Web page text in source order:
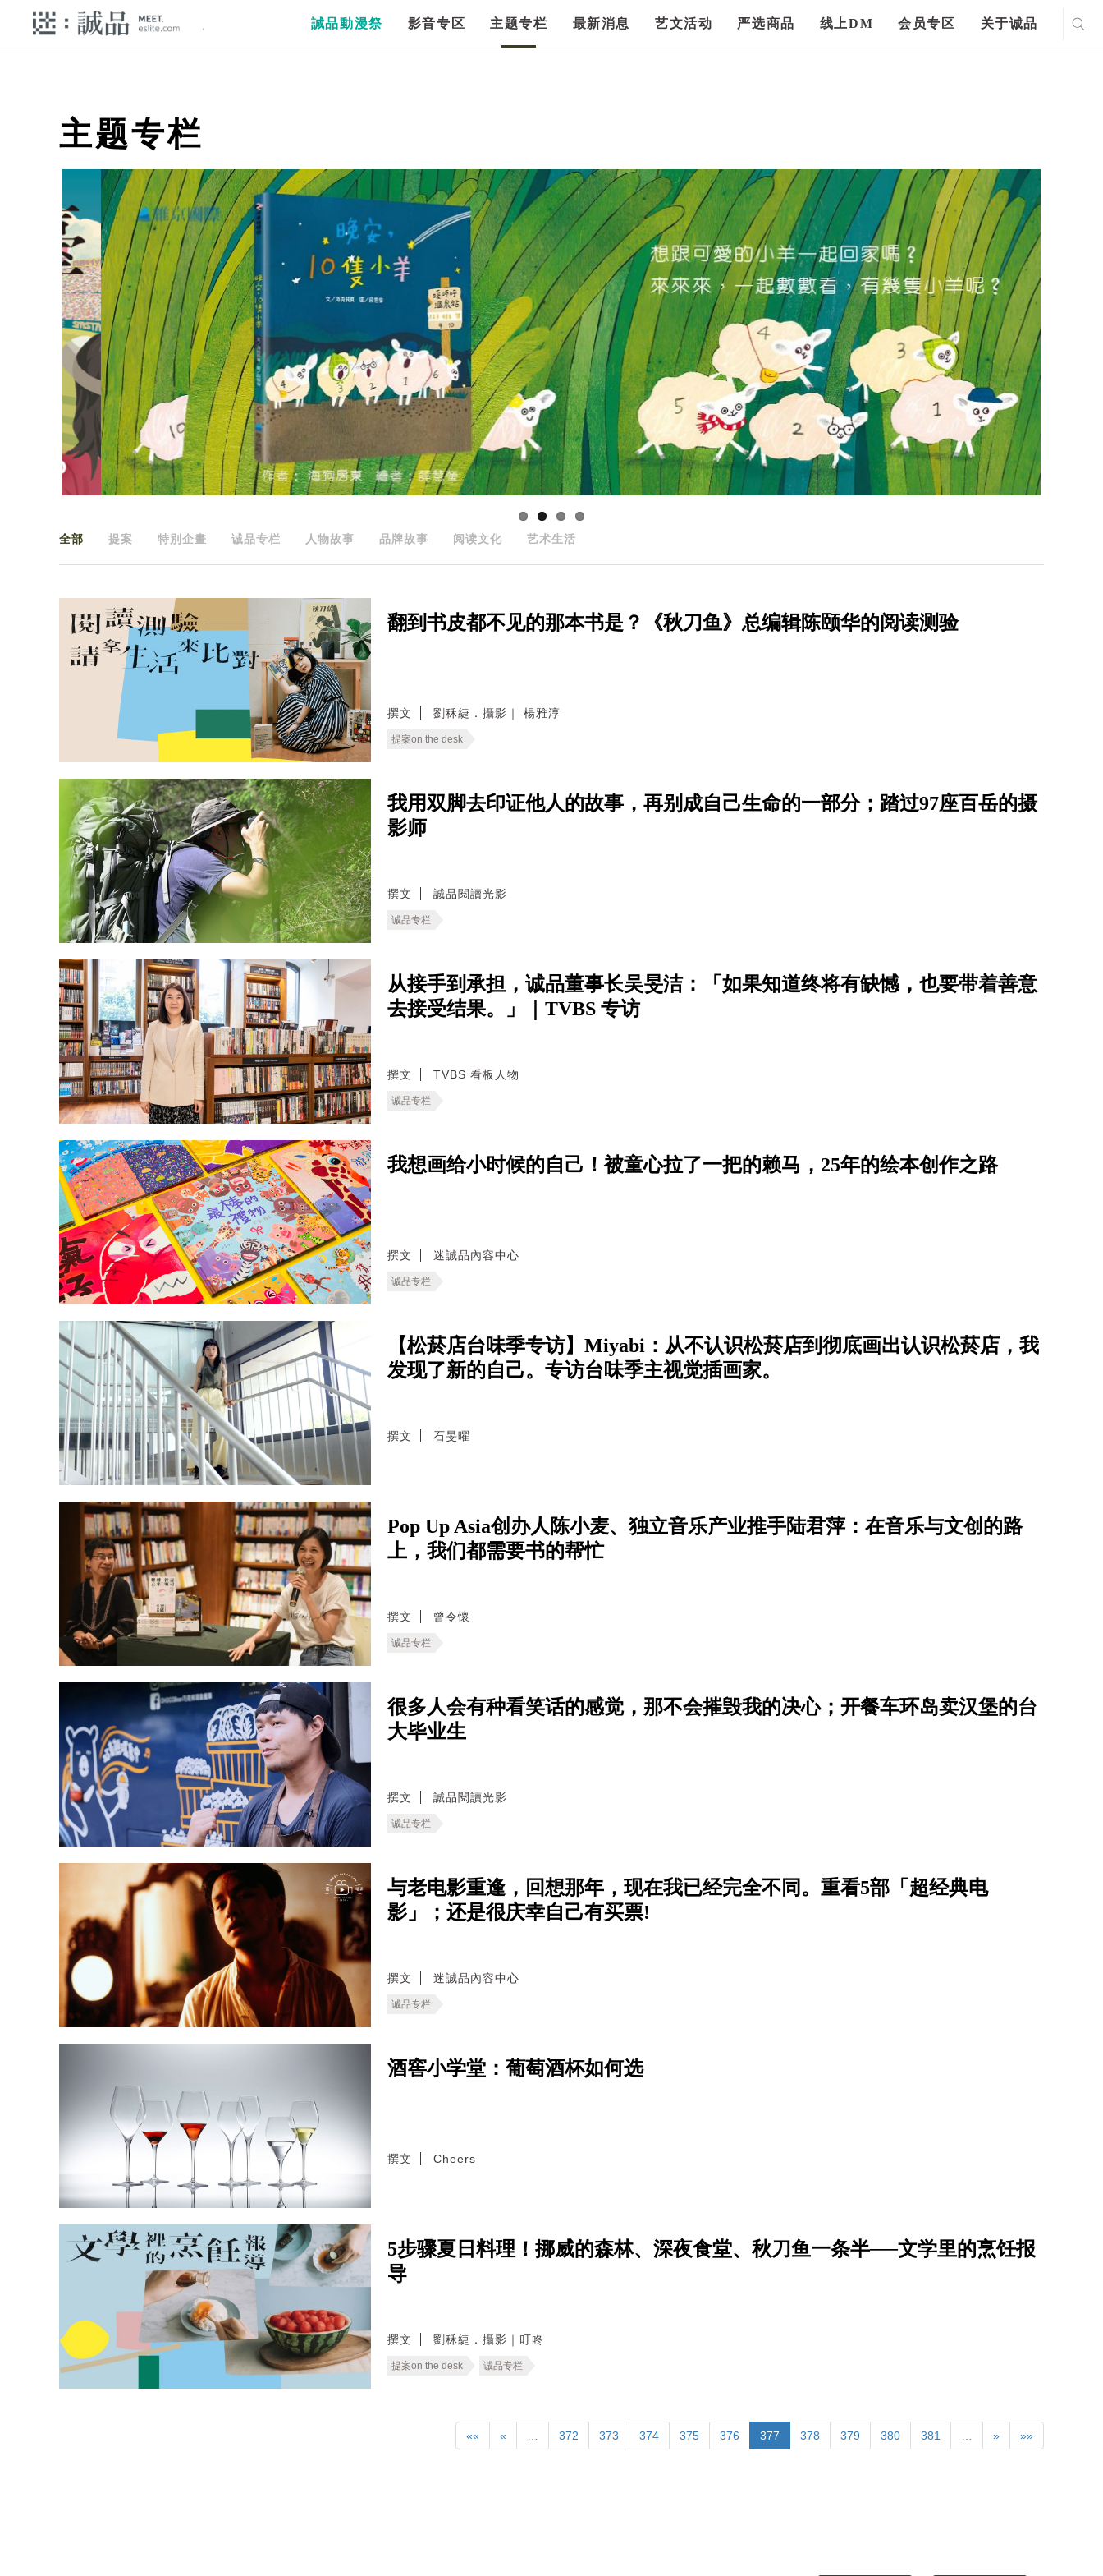
誠品動漫祭 影音专区 主题专栏 最新消息 艺文活动 严选商品 线上DM 会员专区 关于诚品
主题专栏
全部 提案 特別企畫 诚品专栏 人物故事 品牌故事 阅读文化 艺术生活
翻到书皮都不见的那本书是？《秋刀鱼》总编辑陈颐华的阅读测验
撰文 劉秝緁．攝影｜ 楊雅淳
提案on the desk
我用双脚去印证他人的故事，再别成自己生命的一部分；踏过97座百岳的摄
影师
撰文 誠品閱讀光影
诚品专栏
从接手到承担，诚品董事长吴旻洁：「如果知道终将有缺憾，也要带着善意
去接受结果。」｜TVBS 专访
撰文 TVBS 看板人物
诚品专栏
我想画给小时候的自己！被童心拉了一把的赖马，25年的绘本创作之路
撰文 迷誠品內容中心
诚品专栏
【松菸店台味季专访】Miyabi：从不认识松菸店到彻底画出认识松菸店，我
发现了新的自己。专访台味季主视觉插画家。
撰文 石旻曜
Pop Up Asia创办人陈小麦、独立音乐产业推手陆君萍：在音乐与文创的路
上，我们都需要书的帮忙
撰文 曾令懷
诚品专栏
很多人会有种看笑话的感觉，那不会摧毁我的决心；开餐车环岛卖汉堡的台
大毕业生
撰文 誠品閱讀光影
诚品专栏
与老电影重逢，回想那年，现在我已经完全不同。重看5部「超经典电
影」；还是很庆幸自己有买票!
撰文 迷誠品內容中心
诚品专栏
酒窖小学堂：葡萄酒杯如何选
撰文 Cheers
5步骤夏日料理！挪威的森林、深夜食堂、秋刀鱼一条半──文学里的烹饪报
导
撰文 劉秝緁．攝影｜叮咚
提案on the desk 诚品专栏
«« « … 372 373 374 375 376 377 378 379 380 381 … » »»